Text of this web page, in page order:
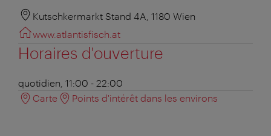
Kutschkermarkt Stand 4A, 1180 Wien
www.atlantisfisch.at
Horaires d'ouverture
quotidien, 11:00 - 22:00
Carte
Points d'intérêt dans les environs